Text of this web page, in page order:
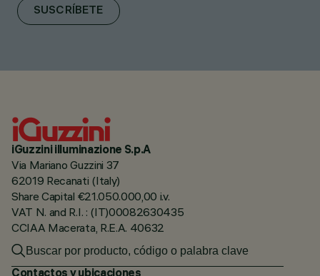
SUSCRÍBETE
iGuzzini illuminazione S.p.A
Via Mariano Guzzini 37
62019 Recanati (Italy)
Share Capital €21.050.000,00 i.v.
VAT N. and R.I. : (IT)00082630435
CCIAA Macerata, R.E.A. 40632
Contactos y ubicaciones